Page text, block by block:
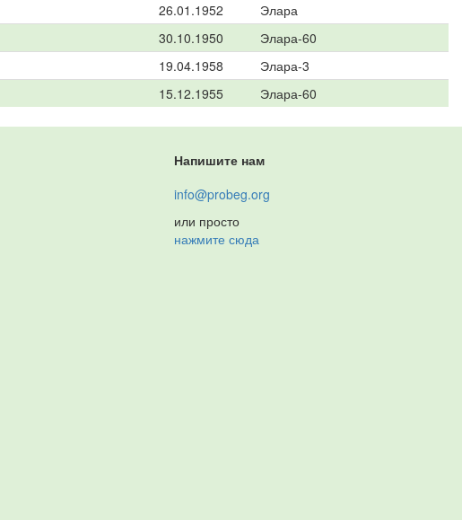
26.01.1952
Элара
30.10.1950
Элара-60
19.04.1958
Элара-3
15.12.1955 Элара-60
Напишите нам
info@probeg.org
или просто
нажмите сюда